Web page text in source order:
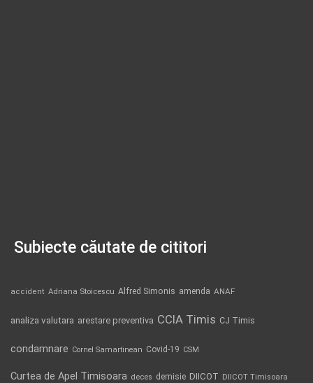
Subiecte căutate de cititori
accident Adriana Stoicescu Alfred Simonis amenda ANAF
analiza valutara arestare preventiva CCIA Timis CJ Timis
condamnare Cornel Samartinean Covid-19 CSM
Curtea de Apel Timisoara deces demisie DIICOT DIICOT Timisoara